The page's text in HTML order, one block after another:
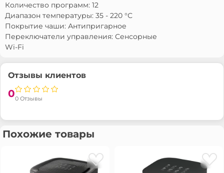
Количество программ: 12
Диапазон температуры: 35 - 220 °С
Покрытие чаши: Антипригарное
Переключатели управления: Сенсорные
Wi-Fi
Отзывы клиентов
00 Отзывы
Похожие товары